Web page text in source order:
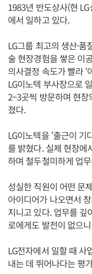
1983년 반도상사(현
에서 일하고 있다.
LG그룹 최고의 생산·
술 현장경험을 쌓은 이
의사결정 속도가 빨라
LG이노텍 부사장으로
2~3곳씩 방문하며 현
졌다.
LG이노텍을 ‘출근이
를 밝혔다. 실제 현장에
하며 철두철미하게 업
성실한 직원이 어떤 문
아이디어가 나오면서
지니고 있다. 업무를 깊
로에게도 발전이 없으
LG전자에서 일할 때 사
내는 데 뛰어나다는 평